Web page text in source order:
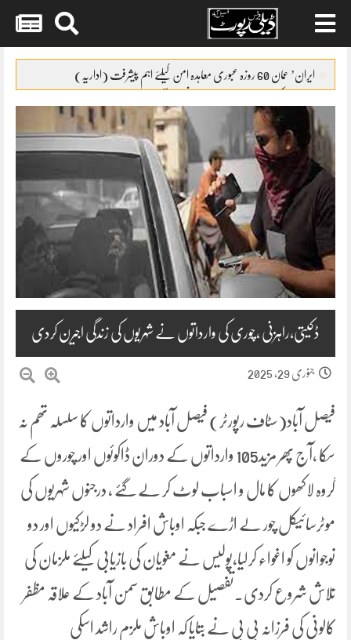
contentایران’ عمان 60 روزہ عبوری معاہدہ امن کیلئے اہم پیشرفت (اداریہ)
پیشرفت کا جائزہ
ایس ایس سی امتحانات 2026ء کا شیڈول جاری
پنشن فنڈز کی سرمایہ کاری سے خزانے کو نقصان پہنچانے کے معاملے کی
انکوائری شروع
گندم آٹے کا بحران تیل سے بھی بڑا ہو چکا ہے
ڈکیتی،راہزنی ،چوری کی وارداتوں نے شہریوں کی زندگی اجیرن کردی
جنوری 29, 2025
فیصل آباد(سٹاف رپورٹر) فیصل آباد میں وارداتوں کا سلسلہ تھم نہ
سکا ،آج پھر مزید105 وارداتوں کے دوران ڈاکوئوں اور چوروں کے
گروہ لاکھوں کا مال و اسباب لوٹ کر لے گئے ، درجنوں شہریوں کی
موٹرسائیکل چور لے اڑے جبکہ اوباش افراد نے دو لڑکیوں اور دو
نوجوانوں کو اغواء کرلیا،پولیس نے مغویان کی بازیابی کیلئے ملزمان کی
تلاش شروع کردی۔تفصیل کے مطابق سمن آباد کے علاقہ مظفر
کالونی کی فرزانہ بی بی نے بتایا کہ اوباش ملزم راشد اسکی